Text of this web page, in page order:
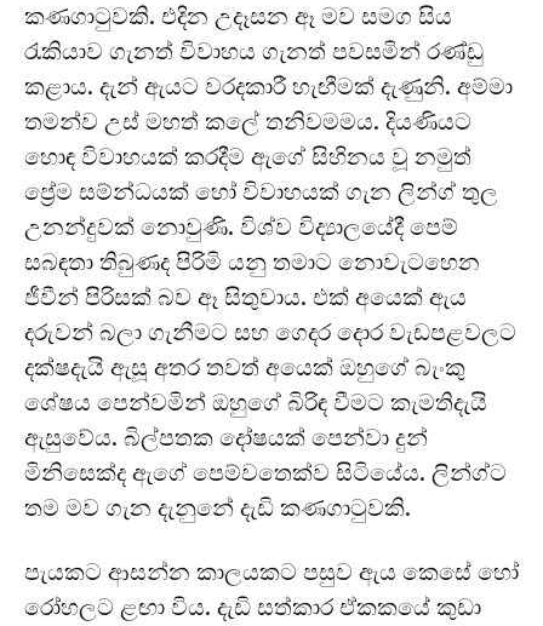
කණගාටුවකි. එදින උදෑසන ඈ මව සමග සිය
රැකියාව ගැනත් විවාහය ගැනත් පවසමින් රණ්ඩු
කළාය. දැන් ඇයට වරදකාරී හැඟීමක් දැණුනි. අම්මා
තමන්ව උස් මහත් කලේ තනිවමමය. දියණියට
හොඳ විවාහයක් කරදීම ඇගේ සිහිනය වූ නමුත්
ප්‍රේම සම්න්ධයක් හෝ විවාහයක් ගැන ලින්ග් තුල
උනන්දුවක් නොවුණි. විශ්ව විද්‍යාලයේදී පෙම්
සබඳතා තිබුණද පිරිමි යනු තමාට නොවැටහෙන
ජීවීන් පිරිසක් බව ඈ සිතුවාය. එක් අයෙක් ඇය
දරුවන් බලා ගැනීමට සහ ගෙදර දොර වැඩපළවලට
දක්ෂදැයි ඇසූ අතර තවත් අයෙක් ඔහුගේ බැංකු
ශේෂය පෙන්වමින් ඔහුගේ බිරිඳ වීමට කැමතිදැයි
ඇසුවේය. බිල්පතක දෝෂයක් පෙන්වා දුන්
මිනිසෙක්ද ඇගේ පෙම්වතෙක්ව සිටියේය. ලින්ග්ට
තම මව ගැන දැනුනේ දැඩි කණගාටුවකි.
පැයකට ආසන්න කාලයකට පසුව ඇය කෙසේ හෝ
රෝහලට ළඟා විය. දැඩි සත්කාර ඒකකයේ කුඩා